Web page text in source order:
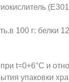
100 г: белки
t=0+6°С и
упаковки